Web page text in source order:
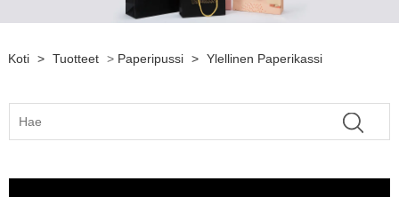
Koti > Tuotteet > Paperipussi > Ylellinen Paperikassi